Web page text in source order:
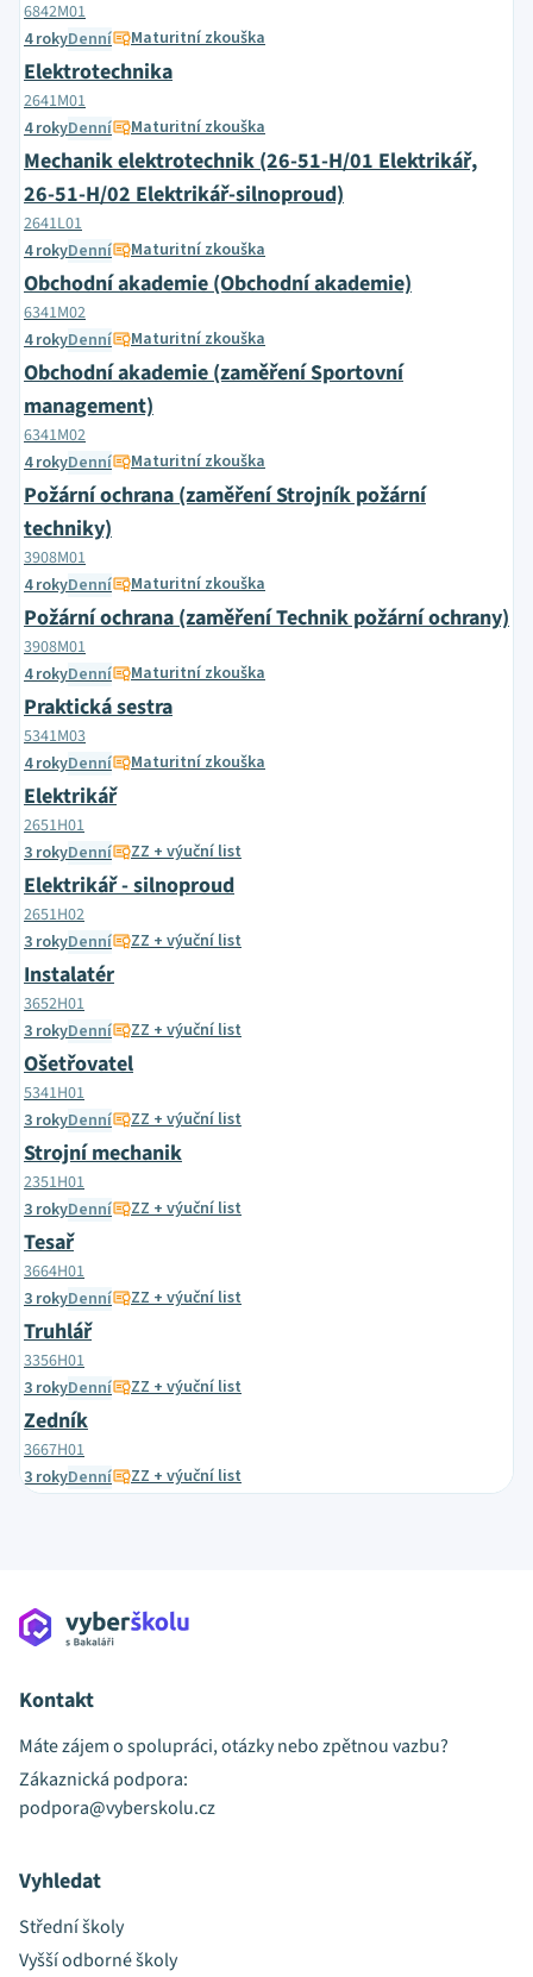
6842M01
4 rokyDenní Maturitní zkouška
Elektrotechnika
2641M01
4 rokyDenní Maturitní zkouška
Mechanik elektrotechnik (26-51-H/01 Elektrikář,
26-51-H/02 Elektrikář-silnoproud)
2641L01
4 rokyDenní Maturitní zkouška
Obchodní akademie (Obchodní akademie)
6341M02
4 rokyDenní Maturitní zkouška
Obchodní akademie (zaměření Sportovní
management)
6341M02
4 rokyDenní Maturitní zkouška
Požární ochrana (zaměření Strojník požární
techniky)
3908M01
4 rokyDenní Maturitní zkouška
Požární ochrana (zaměření Technik požární ochrany)
3908M01
4 rokyDenní Maturitní zkouška
Praktická sestra
5341M03
4 rokyDenní Maturitní zkouška
Elektrikář
2651H01
3 rokyDenní ZZ + výuční list
Elektrikář - silnoproud
2651H02
3 rokyDenní ZZ + výuční list
Instalatér
3652H01
3 rokyDenní ZZ + výuční list
Ošetřovatel
5341H01
3 rokyDenní ZZ + výuční list
Strojní mechanik
2351H01
3 rokyDenní ZZ + výuční list
Tesař
3664H01
3 rokyDenní ZZ + výuční list
Truhlář
3356H01
3 rokyDenní ZZ + výuční list
Zedník
3667H01
3 rokyDenní ZZ + výuční list
Kontakt
Máte zájem o spolupráci, otázky nebo zpětnou vazbu?
Zákaznická podpora:
podpora@vyberskolu.cz
Vyhledat
Střední školy
Vyšší odborné školy